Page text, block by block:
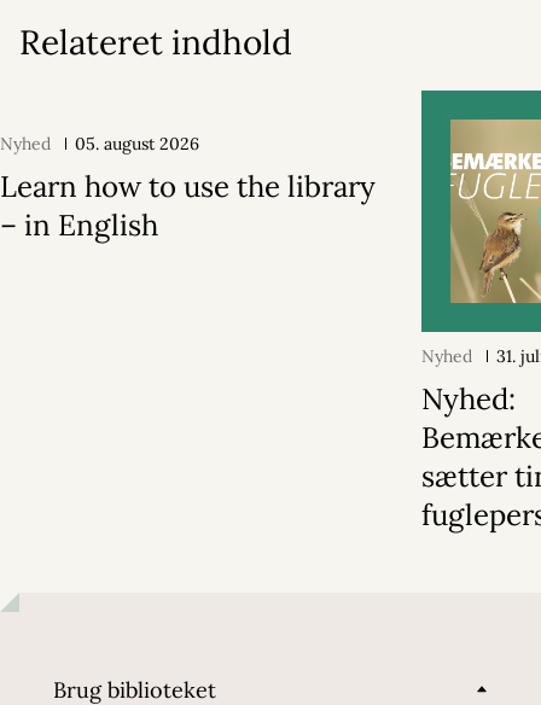
Relateret indhold
Nyhed 05. august 2026
Learn how to use the library
– in English
Nyhed 31.
Nyhed:
sætter
Brug biblioteket